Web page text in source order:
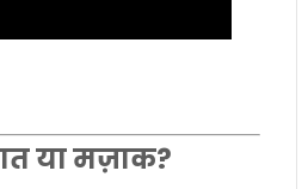
या मज़ाक?